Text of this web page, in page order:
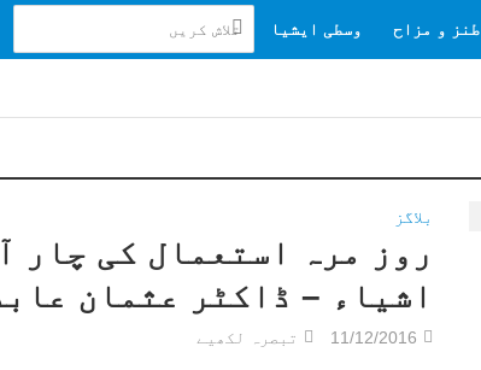
طنز و مزاح وسطی ایشیا
بلاگز
روز مرہ استعمال کی چار
اشیاء – ڈاکٹر عثمان
11/12/2016 تبصرہ لکھیے